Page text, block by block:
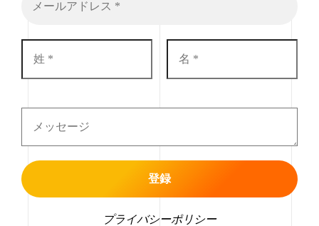
プライバシーポリシー